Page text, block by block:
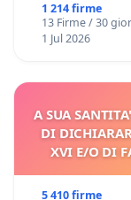
1 214 firme
13 Firme / 30
1 Jul 2026
A SUA
DI
XVI E/O DI
5 410 firme